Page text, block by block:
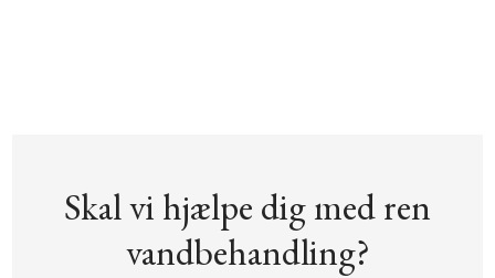
Skal vi hjælpe dig med ren
vandbehandling?